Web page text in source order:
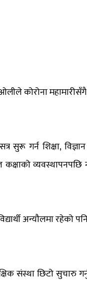
ओलीले कोरोना
सुरू गर्न शिक्षा,
अन्यौलमा रहेको
संस्था छिटो सुचारु